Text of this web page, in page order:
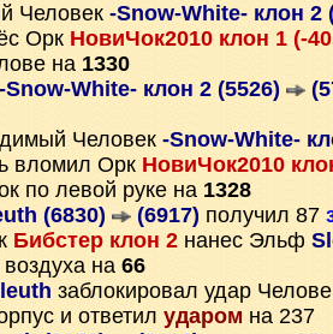
Человек -Snow-White- клон 2
Орк НовиЧок2010 клон 1 (-
на 1330
-Snow-White- клон 2 (5526)
Человек -Snow-White-
вломил Орк НовиЧок2010
по левой руке на 1328
(6830) (6917) получил 87
Бибстер клон 2 нанес Эльф
на 66
заблокировал удар
и ответил ударом на 237